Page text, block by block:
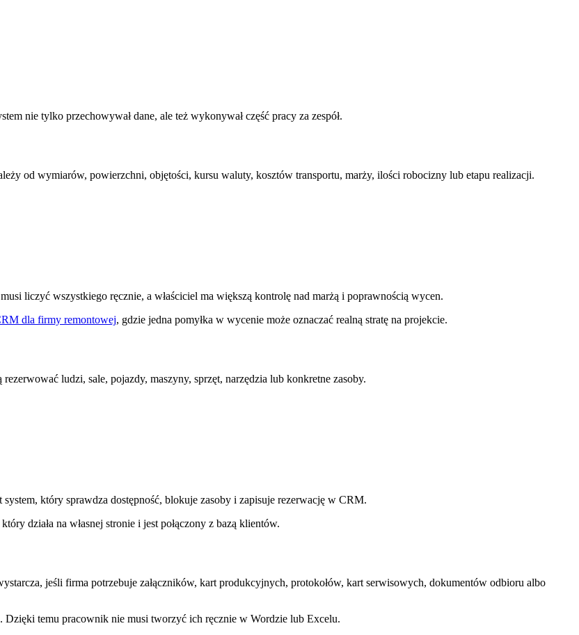
nie tylko przechowywał dane, ale też wykonywał część pracy za zespół.
od wymiarów, powierzchni, objętości, kursu waluty, kosztów transportu, marży, ilości robocizny lub etapu realizacji.
liczyć wszystkiego ręcznie, a właściciel ma większą kontrolę nad marżą i poprawnością wycen.
dla firmy remontowej, gdzie jedna pomyłka w wycenie może oznaczać realną stratę na projekcie.
ludzi, sale, pojazdy, maszyny, sprzęt, narzędzia lub konkretne zasoby.
który sprawdza dostępność, blokuje zasoby i zapisuje rezerwację w CRM.
który działa na własnej stronie i jest połączony z bazą klientów.
jeśli firma potrzebuje załączników, kart produkcyjnych, protokołów, kart serwisowych, dokumentów odbioru albo
temu pracownik nie musi tworzyć ich ręcznie w Wordzie lub Excelu.